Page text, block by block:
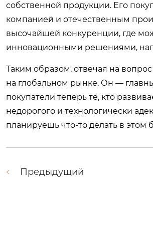
собственной продукции. Его
компанией и отечественным
высочайшей конкуренции, где
инновационными решениями,
Таким образом, отвечая на
на глобальном рынке. Он —
покупатели теперь те, кто
недорогого и технологически
планируешь что-то делать в этом
Предыдущий